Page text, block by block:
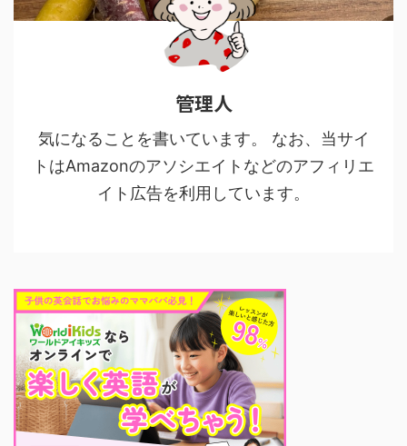
管理人
気になることを書いています。 なお、当サイ
トはAmazonのアソシエイトなどのアフィリエ
イト広告を利用しています。